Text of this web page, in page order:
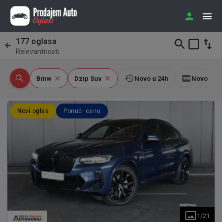
177 oglasa
Relevantnosti
Bmw Dzip Suv Novo u 24h Novo
Novi oglas Ponudi cenu
1 /21